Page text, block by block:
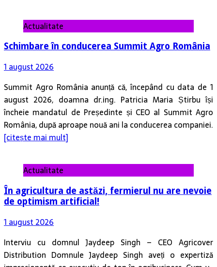
Actualitate
Schimbare în conducerea Summit Agro România
1 august 2026
Summit Agro România anunță că, începând cu data de 1
august 2026, doamna dr.ing. Patricia Maria Știrbu își
încheie mandatul de Președinte și CEO al Summit Agro
România, după aproape nouă ani la conducerea companiei.
[citește mai mult]
Actualitate
În agricultura de astăzi, fermierul nu are nevoie
de optimism artificial!
1 august 2026
Interviu cu domnul Jaydeep Singh – CEO Agricover
Distribution Domnule Jaydeep Singh aveți o expertiză